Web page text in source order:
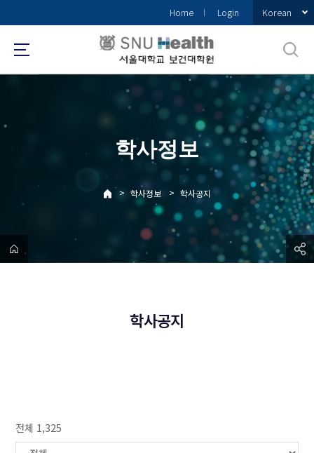
로
메
Home Login Korean
학사정보
> 학사정보 > 학사공지
학사공지
전체 1,325